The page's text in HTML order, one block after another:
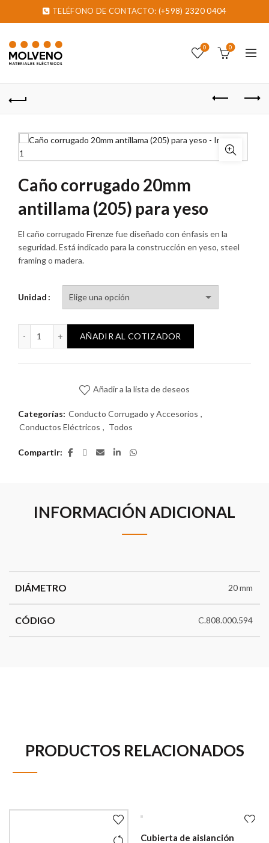
TELÉFONO DE CONTACTO: (+598) 2320 0404
0 0
Caño corrugado 20mm
antillama (205) para yeso
El caño corrugado Firenze fue diseñado con énfasis en la
seguridad. Está indicado para la construcción en yeso, steel
framing o madera.
Unidad
Caño corrugado 20mm antillama (205) para yeso cantidad
AÑADIR AL COTIZADOR
Añadir a la lista de deseos
Categorías: Conducto Corrugado y Accesorios ,
Conductos Eléctricos , Todos
Compartir
INFORMACIÓN ADICIONAL
DIÁMETRO 20 mm
CÓDIGO C.808.000.594
PRODUCTOS RELACIONADOS
Cubierta de aislanción